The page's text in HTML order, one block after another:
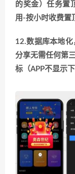
的奖金）任务置
用-按小时收费置
12.数据库本地
分享无需任何第
标（APP不显示下